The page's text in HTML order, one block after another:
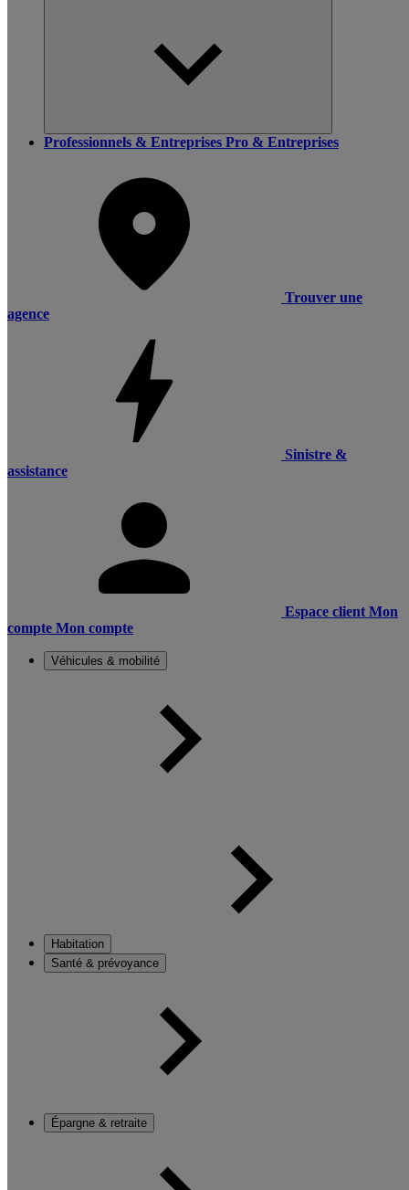
Professionnels & Entreprises Pro & Entreprises
Trouver une
agence
Sinistre &
assistance
Espace client Mon
compte Mon compte
Véhicules & mobilité
Habitation
Santé & prévoyance
Épargne & retraite